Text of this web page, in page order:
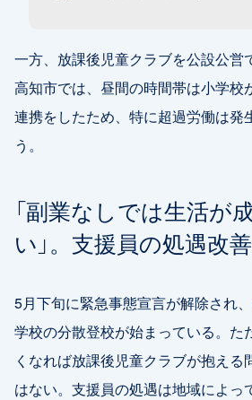
一方、放課後児童クラブを公設公営
高知市では、昼間の時間帯は小学校
連携をしたため、特に超過労働は発
う。
「副業なしでは生活が
い」。支援員の処遇改
5月下旬に緊急事態宣言が解除され
学校の分散登校が始まっている。た
くなれば放課後児童クラブが抱え
はない。支援員の処遇は地域によっ